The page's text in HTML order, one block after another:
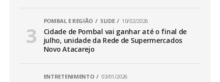
POMBAL E REGIÃO SLIDE 10/02/2026
Cidade de Pombal vai ganhar até o final de
julho, unidade da Rede de Supermercados
Novo Atacarejo
ENTRETENIMENTO 03/01/2026